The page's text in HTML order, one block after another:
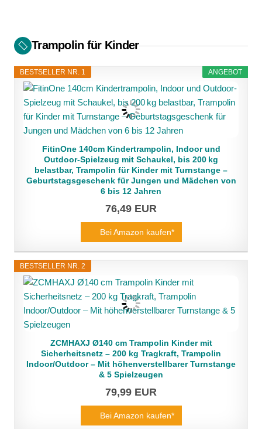
Trampolin für Kinder
ANGEBOT
BESTSELLER NR. 1
FitinOne 140cm Kindertrampolin, Indoor und
Outdoor-Spielzeug mit Schaukel, bis 200 kg
belastbar, Trampolin für Kinder mit Turnstange –
Geburtstagsgeschenk für Jungen und Mädchen von
6 bis 12 Jahren
76,49 EUR
Bei Amazon kaufen*
BESTSELLER NR. 2
ZCMHAXJ Ø140 cm Trampolin Kinder mit
Sicherheitsnetz – 200 kg Tragkraft, Trampolin
Indoor/Outdoor – Mit höhenverstellbarer Turnstange
& 5 Spielzeugen
79,99 EUR
Bei Amazon kaufen*